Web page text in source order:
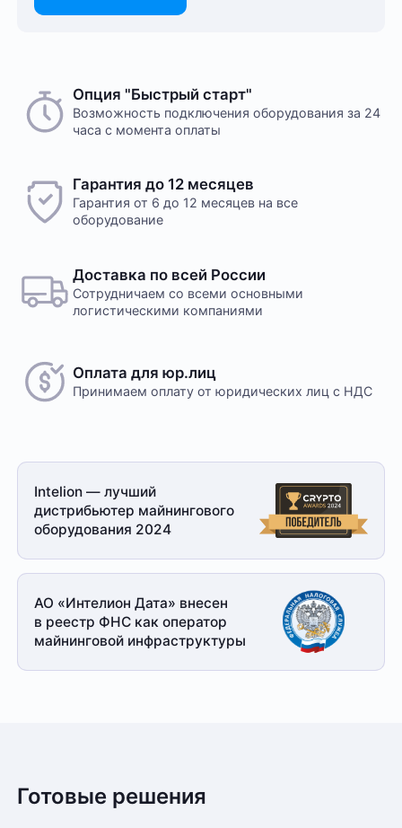
Опция "Быстрый старт"
Возможность подключения оборудования за 24
часа с момента оплаты
Гарантия до 12 месяцев
Гарантия от 6 до 12 месяцев на все
оборудование
Доставка по всей России
Сотрудничаем со всеми основными
логистическими компаниями
Оплата для юр.лиц
Принимаем оплату от юридических лиц с НДС
Intelion — лучший
дистрибьютер майнингового
оборудования 2024
АО «Интелион Дата» внесен
в реестр ФНС как оператор
майнинговой инфраструктуры
Готовые решения